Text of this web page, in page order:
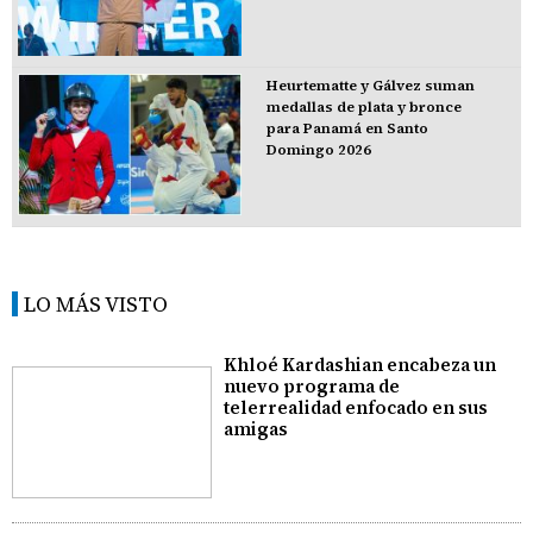
Heurtematte y Gálvez suman
medallas de plata y bronce
para Panamá en Santo
Domingo 2026
LO MÁS VISTO
Khloé Kardashian encabeza un
nuevo programa de
telerrealidad enfocado en sus
amigas